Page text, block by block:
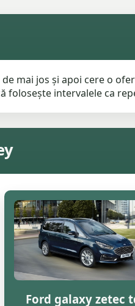
mai jos și apoi cere o
folosește intervalele ca
Ford galaxy zetec